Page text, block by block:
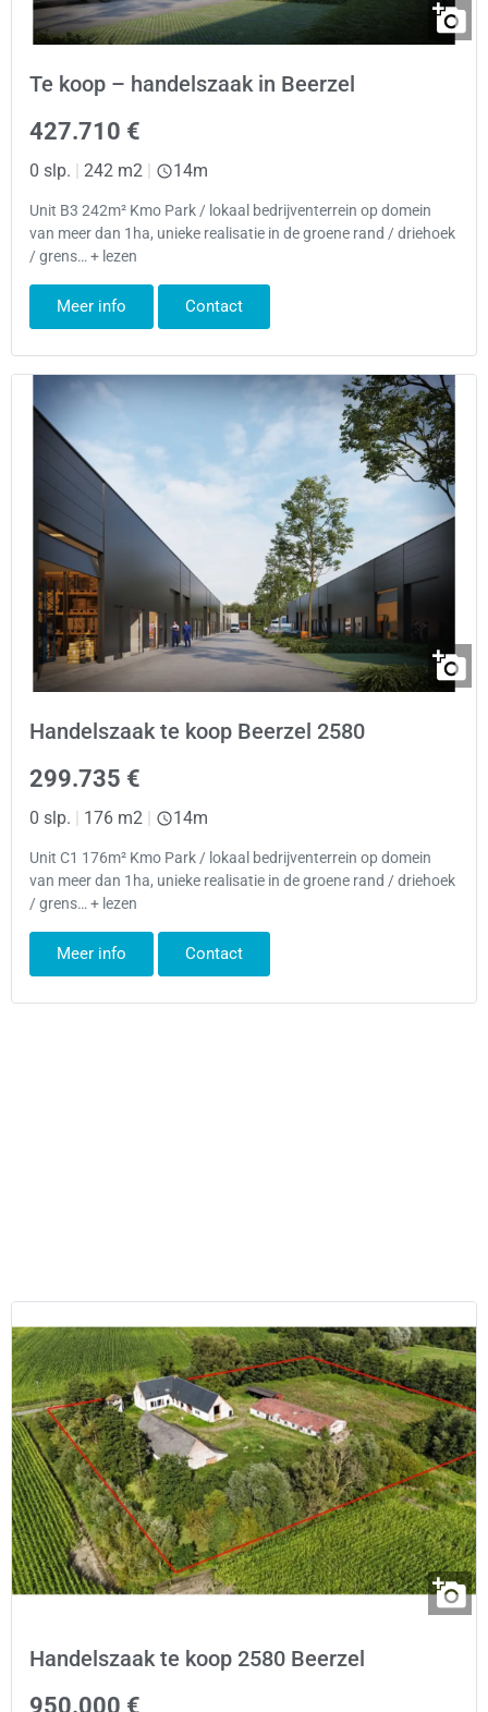
Te koop – handelszaak in Beerzel
427.710 €
0 slp. | 242 m2 | 14m
Unit B3 242m² Kmo Park / lokaal bedrijventerrein op domein
van meer dan 1ha, unieke realisatie in de groene rand / driehoek
/ grens… + lezen
Meer info Contact
Handelszaak te koop Beerzel 2580
299.735 €
0 slp. | 176 m2 | 14m
Unit C1 176m² Kmo Park / lokaal bedrijventerrein op domein
van meer dan 1ha, unieke realisatie in de groene rand / driehoek
/ grens… + lezen
Meer info Contact
Handelszaak te koop 2580 Beerzel
950.000 €